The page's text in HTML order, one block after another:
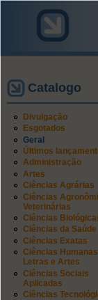
Catalogo
Divulgação
Esgotados
Geral
Últimos
Administração
Artes
Ciências Agrárias
Ciências
Veterinárias
Ciências
Ciências da Saúde
Ciências Exatas
Ciências Humanas
Letras e Artes
Ciências Sociais
Aplicadas
Ciências